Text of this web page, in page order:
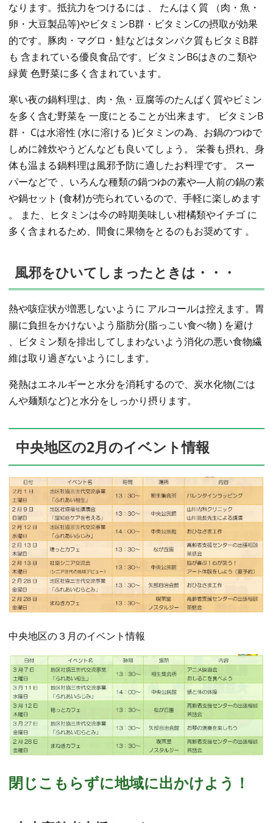
なります。抵抗力をつけるには 、 たんはく質 （肉・魚・
卵・大豆製品等)やビタミンB群・ビタミンCの摂取が効果
的です。豚肉・マグロ・鮭などはタンパク質もビタミB群
も 含まれている優良食品です。ビタミンB6はきのこ類や
緑黄 色野菜に多く含まれています。
寒い夜の鍋料理は、肉・魚・豆腐等のたんばく質やビミン
を多く含む野菜を 一度にとることが出来ます。 ビタミンB
群・ Cは水溶性 (水に溶ける )ビタミンの為、お鍋のつゆで
しめに雑炊やうどんなども良いてしょう。 栄養も摂れ、身
体も温まる鍋料理は風邪予防に適したお料理です。 スー
パーなどで 、いろんな種類の鍋つゆの素や―人前の鍋の素
や鍋セット (食材)が売られているので、手軽に楽しめます
。 また、ヒタミンは今の時期美味しい柑橘類やイチゴ に
多く含まれるため、間食に果物をとるのもお奨めてす 。
風邪をひいてしまったときは・・・
熱や咳症状が増悪しないように アルコールは控えます。胃
腸に負担をかけないよう脂肪分(脂っこい食べ物 ) を避け
、ビタミン類を排出してしまわないよう消化の悪い食物繊
維は取り過ぎないようにします。
発熱はエネルギーと水分を消耗するので、炭水化物(ごは
んや麺類など)と水分をしっかり摂ります。
中央地区の2月のイベント情報
中央地区の３月のイベント情報
閉じこもらずに地域に出かけよう！